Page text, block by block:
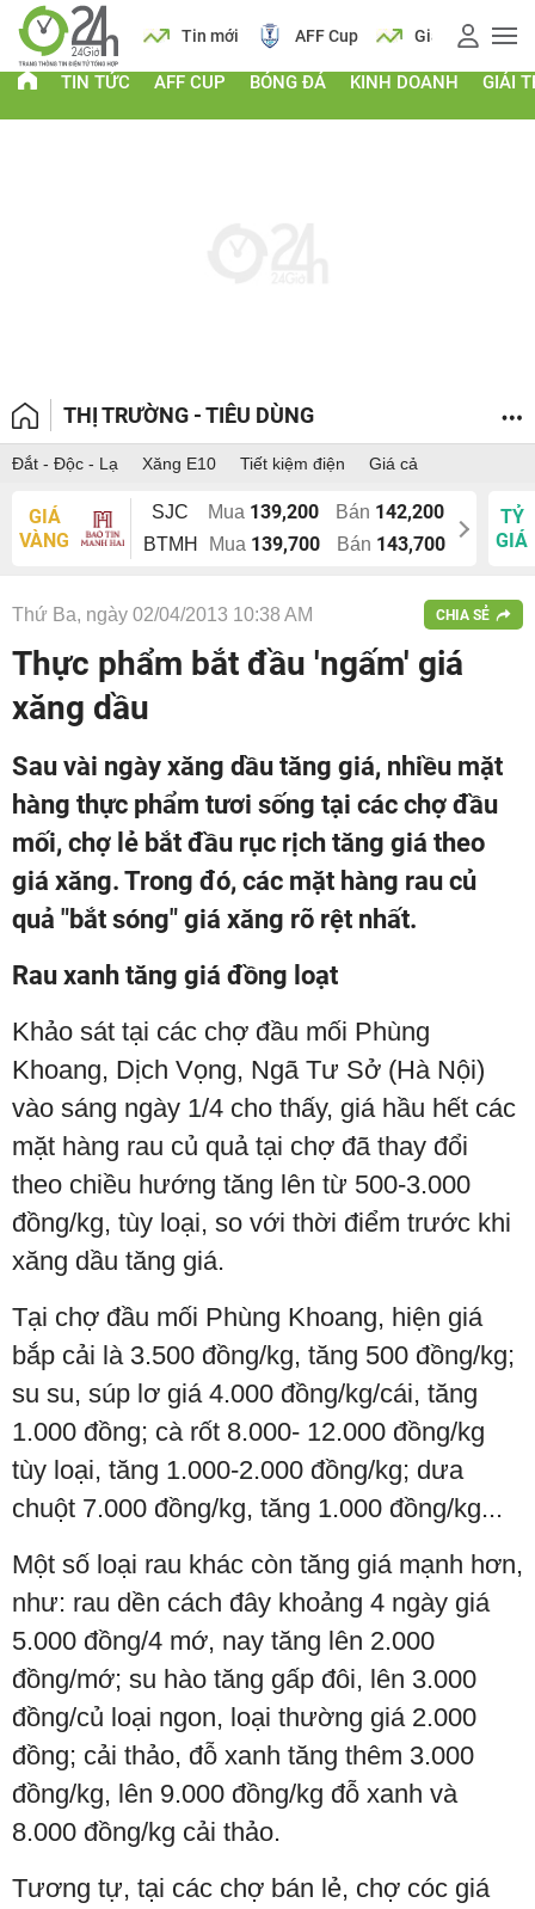
Lịch Tin mới AFF Cup Giá vàng
TIN TỨC AFF CUP BÓNG ĐÁ KINH DOANH GIẢI
THỊ TRƯỜNG - TIÊU DÙNG
Đắt - Độc - Lạ Xăng E10 Tiết kiệm điện Giá cả
GIÁ
VÀNG
SJC Mua 139,200 Bán 142,200
BTMH Mua 139,700 Bán 143,700
TỶ
GIÁ
Thứ Ba, ngày 02/04/2013 10:38 AM CHIA SẺ
Thực phẩm bắt đầu 'ngấm' giá
xăng dầu
Sau vài ngày xăng dầu tăng giá, nhiều mặt
hàng thực phẩm tươi sống tại các chợ đầu
mối, chợ lẻ bắt đầu rục rịch tăng giá theo
giá xăng. Trong đó, các mặt hàng rau củ
quả "bắt sóng" giá xăng rõ rệt nhất.
Rau xanh tăng giá đồng loạt
Khảo sát tại các chợ đầu mối Phùng
Khoang, Dịch Vọng, Ngã Tư Sở (Hà Nội)
vào sáng ngày 1/4 cho thấy, giá hầu hết các
mặt hàng rau củ quả tại chợ đã thay đổi
theo chiều hướng tăng lên từ 500-3.000
đồng/kg, tùy loại, so với thời điểm trước khi
xăng dầu tăng giá.
Tại chợ đầu mối Phùng Khoang, hiện giá
bắp cải là 3.500 đồng/kg, tăng 500 đồng/kg;
su su, súp lơ giá 4.000 đồng/kg/cái, tăng
1.000 đồng; cà rốt 8.000- 12.000 đồng/kg
tùy loại, tăng 1.000-2.000 đồng/kg; dưa
chuột 7.000 đồng/kg, tăng 1.000 đồng/kg...
Một số loại rau khác còn tăng giá mạnh hơn,
như: rau dền cách đây khoảng 4 ngày giá
5.000 đồng/4 mớ, nay tăng lên 2.000
đồng/mớ; su hào tăng gấp đôi, lên 3.000
đồng/củ loại ngon, loại thường giá 2.000
đồng; cải thảo, đỗ xanh tăng thêm 3.000
đồng/kg, lên 9.000 đồng/kg đỗ xanh và
8.000 đồng/kg cải thảo.
Tương tự, tại các chợ bán lẻ, chợ cóc giá